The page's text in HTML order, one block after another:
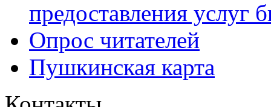
предоставления услуг
Опрос читателей
Пушкинская карта